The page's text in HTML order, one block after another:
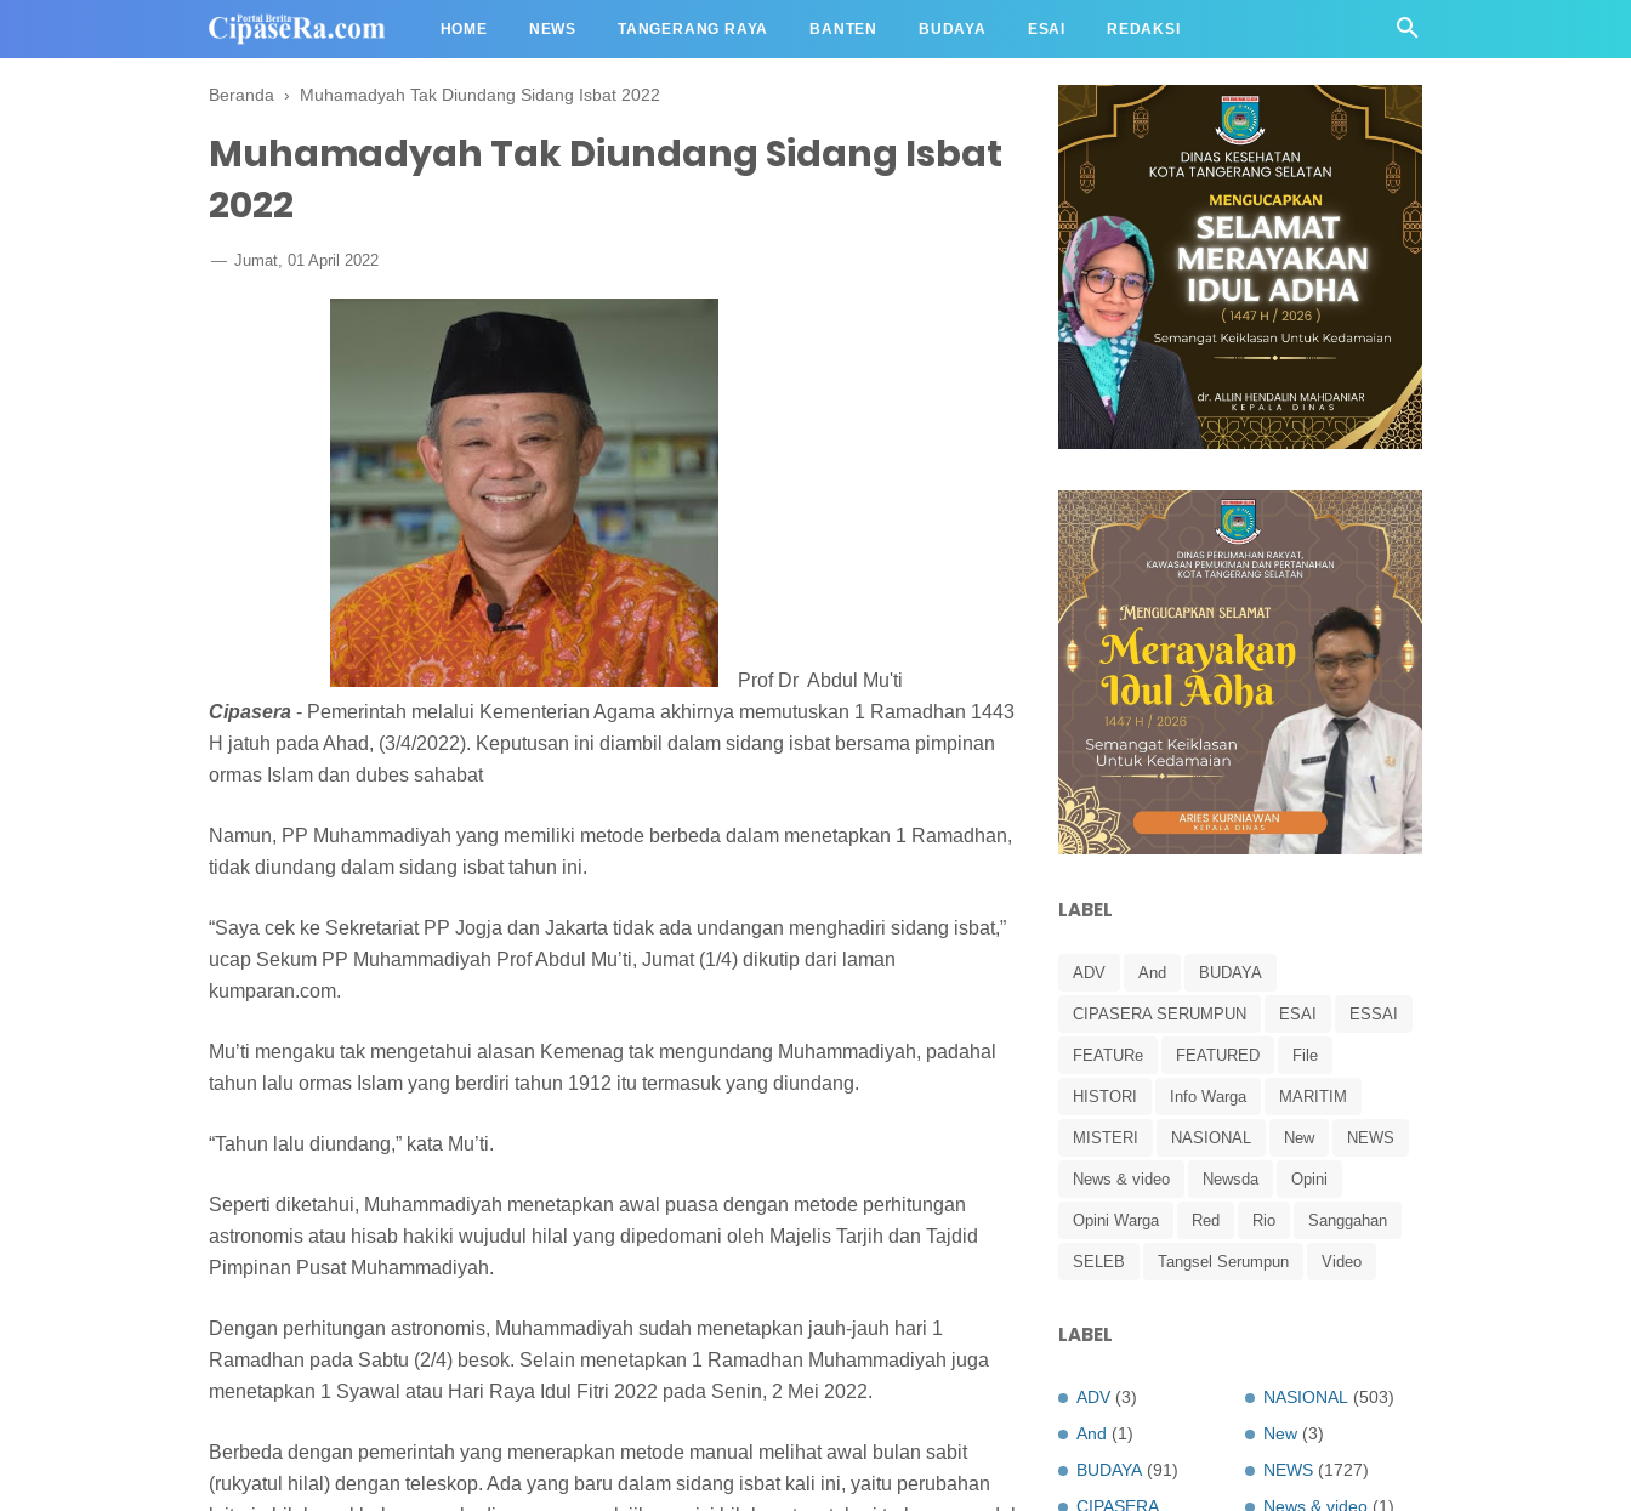
HOME NEWS TANGERANG RAYA BANTEN BUDAYA ESAI REDAKSI
Beranda › Muhamadyah Tak Diundang Sidang Isbat 2022
Muhamadyah Tak Diundang Sidang Isbat
2022
Jumat, 01 April 2022
Prof Dr Abdul Mu'ti
Cipasera - Pemerintah melalui Kementerian Agama akhirnya memutuskan 1 Ramadhan 1443
H jatuh pada Ahad, (3/4/2022). Keputusan ini diambil dalam sidang isbat bersama pimpinan
ormas Islam dan dubes sahabat
Namun, PP Muhammadiyah yang memiliki metode berbeda dalam menetapkan 1 Ramadhan,
tidak diundang dalam sidang isbat tahun ini.
“Saya cek ke Sekretariat PP Jogja dan Jakarta tidak ada undangan menghadiri sidang isbat,”
ucap Sekum PP Muhammadiyah Prof Abdul Mu’ti, Jumat (1/4) dikutip dari laman
kumparan.com.
Mu’ti mengaku tak mengetahui alasan Kemenag tak mengundang Muhammadiyah, padahal
tahun lalu ormas Islam yang berdiri tahun 1912 itu termasuk yang diundang.
“Tahun lalu diundang,” kata Mu’ti.
Seperti diketahui, Muhammadiyah menetapkan awal puasa dengan metode perhitungan
astronomis atau hisab hakiki wujudul hilal yang dipedomani oleh Majelis Tarjih dan Tajdid
Pimpinan Pusat Muhammadiyah.
Dengan perhitungan astronomis, Muhammadiyah sudah menetapkan jauh-jauh hari 1
Ramadhan pada Sabtu (2/4) besok. Selain menetapkan 1 Ramadhan Muhammadiyah juga
menetapkan 1 Syawal atau Hari Raya Idul Fitri 2022 pada Senin, 2 Mei 2022.
Berbeda dengan pemerintah yang menerapkan metode manual melihat awal bulan sabit
(rukyatul hilal) dengan teleskop. Ada yang baru dalam sidang isbat kali ini, yaitu perubahan
LABEL
ADV And BUDAYA
CIPASERA SERUMPUN ESAI ESSAI
FEATURe FEATURED File
HISTORI Info Warga MARITIM
MISTERI NASIONAL New NEWS
News & video Newsda Opini
Opini Warga Red Rio Sanggahan
SELEB Tangsel Serumpun Video
LABEL
ADV (3)
And (1)
BUDAYA (91)
CIPASERA
NASIONAL
(503)
New (3)
NEWS (1727)
News & video (1)